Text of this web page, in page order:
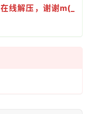
线解压，谢谢m(_